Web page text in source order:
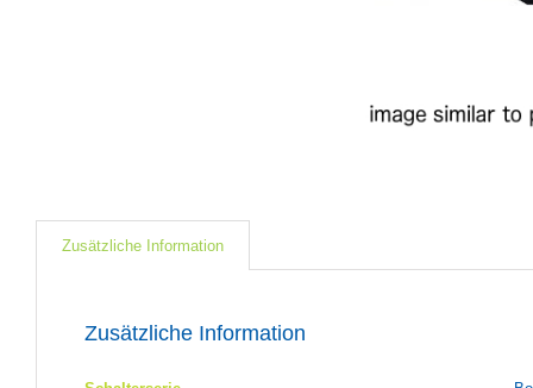
Zusätzliche Information
Zusätzliche Information